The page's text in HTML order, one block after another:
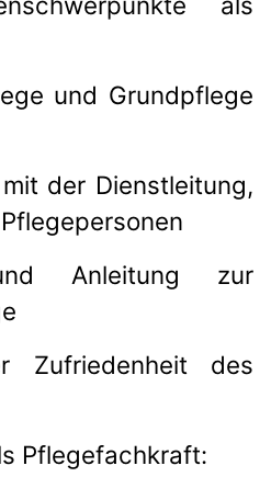
und Grundpflege
der Dienstleitung,
Anleitung zur
Zufriedenheit des
Pflegefachkraft: